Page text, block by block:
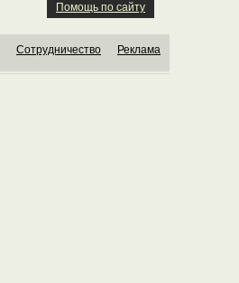
Помощь по сайту
Сотрудничество Реклама